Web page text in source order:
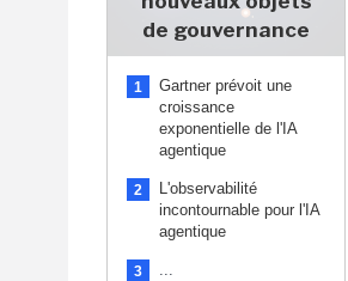
de gouvernance
1
Gartner prévoit une
croissance
exponentielle de l'IA
agentique
2
L'observabilité
incontournable pour l'IA
agentique
3 ...